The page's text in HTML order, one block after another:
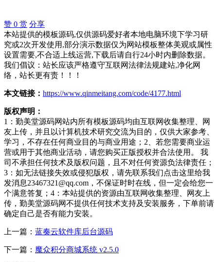
赞 0 赏 分享
本站提供的模板源码,仅供源码爱好者本地电脑环境下学习研
究或2次开发使用,部分演示数据仅为网站模板整体美观或属性
设置需要,不合适上线运营,下载后请自行24小时内删除数据。
我们倡议：站长应该严格遵守互联网法律法规建站,净化网
络，站长更有责！！！
本文链接： https://www.qinmeitang.com/code/4177.html
版权声明：
1：勤美堂源码网站内所有模板源码均由互联网收集整理、网
友上传，并且以计算机技术研究交流为目的，仅供大家参考、
学习，不存在任何商业目的与商业用途；2、若您需要商业运
营或用于其他商业活动，请您购买正版授权并合法使用。 我
司不承担任何技术及版权问题，且不对任何资源负法律责任；
3：如无法链接失效或侵犯版权，请先联系我们点击这里给我
发消息23467321@qq.com，不保证时时在线，但一定会给您一
个满意答复；4：本站提供的资源由互联网收集整理、网友上
传，勤美堂源码网不提供任何技术支持及安装服务，下单前请
确定自己是否有能力安装。
上一篇： 蓝奏云软件库后台源码
下一篇： 魔众积分商城系统 v2.5.0